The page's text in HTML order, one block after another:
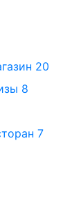
20
8
7